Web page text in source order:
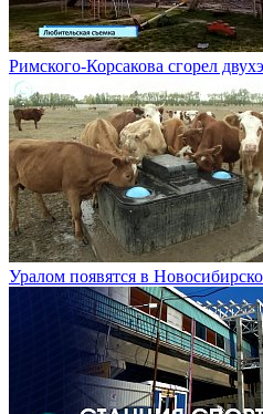
Римского-Корсакова сгорел
Уралом появятся в